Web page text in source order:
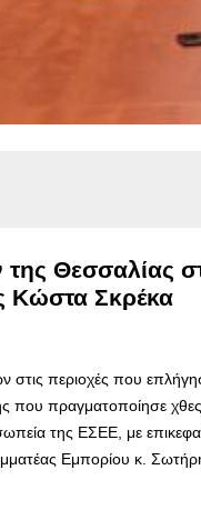
Θεσσαλίας
Κώστα Σκρέκα
στις περιοχές που
που πραγματοποίησε
της ΕΣΕΕ, με
Εμπορίου κ.